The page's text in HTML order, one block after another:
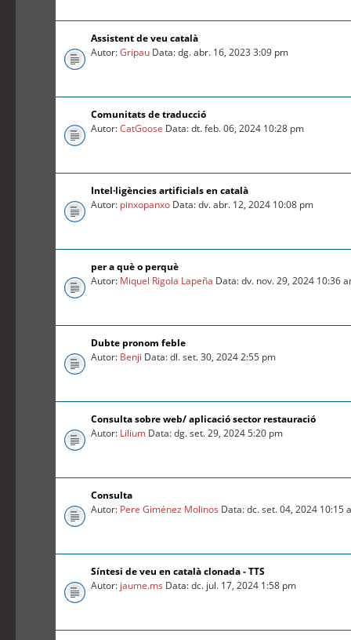
Assistent de veu català
Autor:Gripau Data: dg. abr. 16, 2023 3:09 pm
Comunitats de traducció
Autor:CatGoose Data: dt. feb. 06, 2024 10:28 pm
Intel·ligències artificials en català
Autor: pinxopanxo Data: dv. abr. 12, 2024 10:08 pm
per a què o perquè
Autor: Miquel Rigola Lapeña Data: dv. nov. 29, 2024 10:36
Dubte pronom feble
Autor: Benji Data: dl. set. 30, 2024 2:55 pm
Consulta sobre web/ aplicació sector restauració
Autor: Lilium Data: dg. set. 29, 2024 5:20 pm
Consulta
Autor: Pere Giménez Molinos Data: dc. set. 04, 2024 10:15
Síntesi de veu en català clonada - TTS
Autor: jaume.ms Data: dc. jul. 17, 2024 1:58 pm